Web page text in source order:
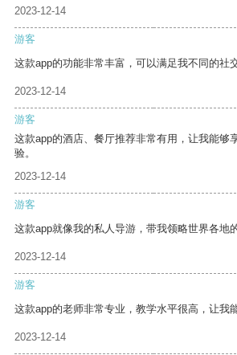
2023-12-14
游客
这款app的功能非常丰富，可以满足我不同的社
2023-12-14
游客
这款app的酒店、餐厅推荐非常有用，让我能够
验。
2023-12-14
游客
这款app就像我的私人导游，带我领略世界各地
2023-12-14
游客
这款app的老师非常专业，教学水平很高，让我
2023-12-14